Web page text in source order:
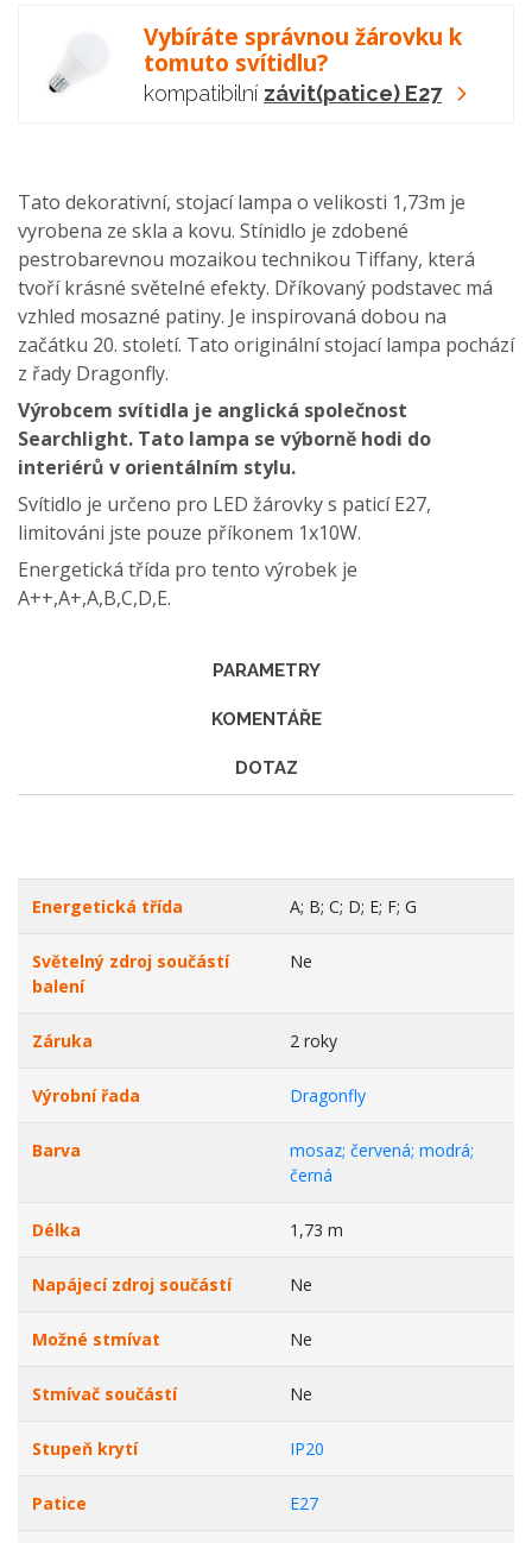
Vybíráte správnou žárovku k
tomuto svítidlu?
kompatibilní závit(patice) E27
Tato dekorativní, stojací lampa o velikosti 1,73m je
vyrobena ze skla a kovu. Stínidlo je zdobené
pestrobarevnou mozaikou technikou Tiffany, která
tvoří krásné světelné efekty. Dříkovaný podstavec má
vzhled mosazné patiny. Je inspirovaná dobou na
začátku 20. století. Tato originální stojací lampa pochází
z řady Dragonfly.
Výrobcem svítidla je anglická společnost
Searchlight. Tato lampa se výborně hodi do
interiérů v orientálním stylu.
Svítidlo je určeno pro LED žárovky s paticí E27,
limitováni jste pouze příkonem 1x10W.
Energetická třída pro tento výrobek je
A++,A+,A,B,C,D,E.
PARAMETRY
KOMENTÁŘE
DOTAZ
Energetická třída A; B; C; D; E; F; G
Světelný zdroj součástí
balení
Ne
Záruka 2 roky
Výrobní řada Dragonfly
Barva
mosaz; červená; modrá;
černá
Délka 1,73 m
Napájecí zdroj součástí Ne
Možné stmívat Ne
Stmívač součástí Ne
Stupeň krytí IP20
Patice E27